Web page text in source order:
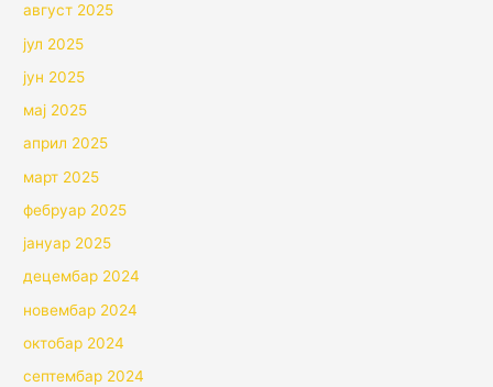
август 2025
јул 2025
јун 2025
мај 2025
април 2025
март 2025
фебруар 2025
јануар 2025
децембар 2024
новембар 2024
октобар 2024
септембар 2024